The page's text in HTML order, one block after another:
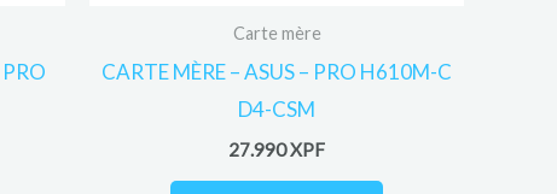
Carte mère
CARTE MÈRE – ASUS – PRO H610M-C
D4-CSM
27.990XPF